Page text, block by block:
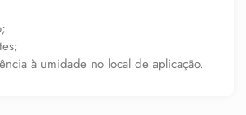
à umidade no local de aplicação.